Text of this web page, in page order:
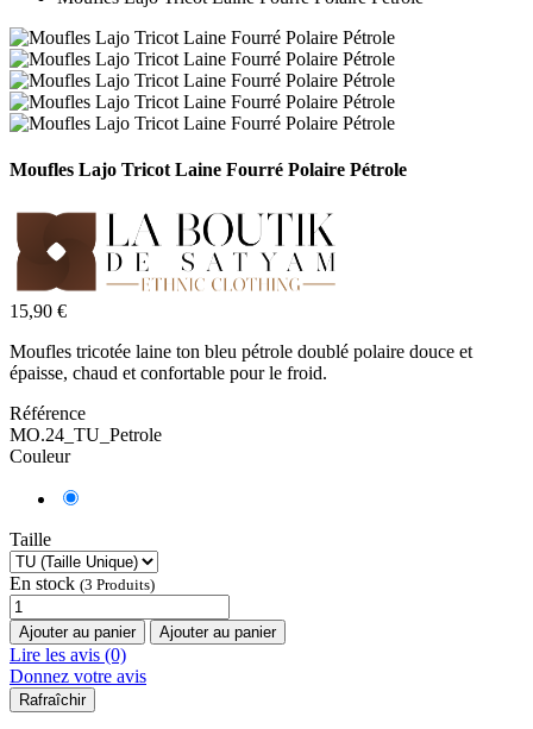
Moufles Lajo Tricot Laine Fourré Polaire Pétrole
15,90 €
Moufles tricotée laine ton bleu pétrole doublé polaire douce et
épaisse, chaud et confortable pour le froid.
Référence
MO.24_TU_Petrole
Couleur
Taille
En stock (3 Produits)
Ajouter au panier Ajouter au panier
Lire les avis (0)
Donnez votre avis